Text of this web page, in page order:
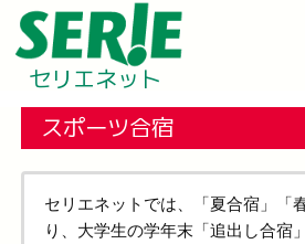
セリエネット
スポーツ合宿
セリエネットでは、「夏合宿」「
り、大学生の学年末「追出し合宿